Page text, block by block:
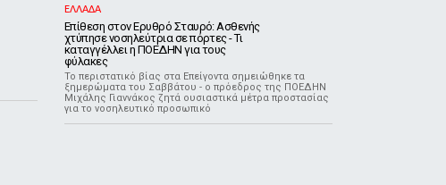
ΕΛΛΑΔΑ
Επίθεση στον Ερυθρό Σταυρό: Ασθενής
χτύπησε νοσηλεύτρια σε πόρτες - Τι
καταγγέλλει η ΠΟΕΔΗΝ για τους
φύλακες
Το περιστατικό βίας στα Επείγοντα σημειώθηκε τα
ξημερώματα του Σαββάτου - ο πρόεδρος της ΠΟΕΔΗΝ
Μιχάλης Γιαννάκος ζητά ουσιαστικά μέτρα προστασίας
για το νοσηλευτικό προσωπικό